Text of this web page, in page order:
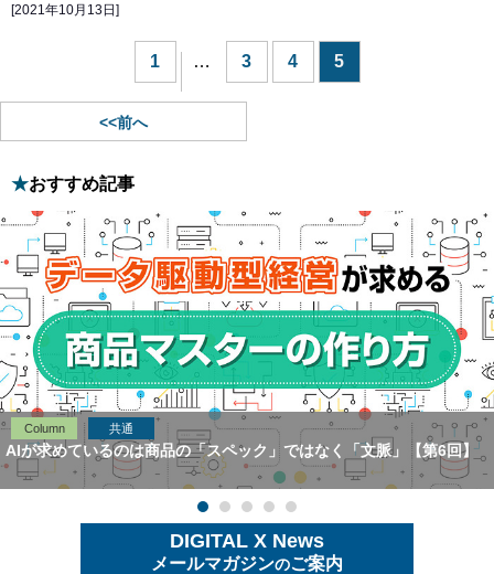
[2021年10月13日]
<<前へ
1 … 3 4 5
おすすめ記事
Column 共通
AIが求めているのは商品の「スペック」ではなく「文脈」【第6回】
DIGITAL X News
メールマガジンのご案内